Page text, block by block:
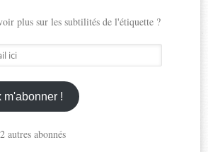
plus sur les subtilités de l'étiquette ?
m'abonner !
autres abonnés